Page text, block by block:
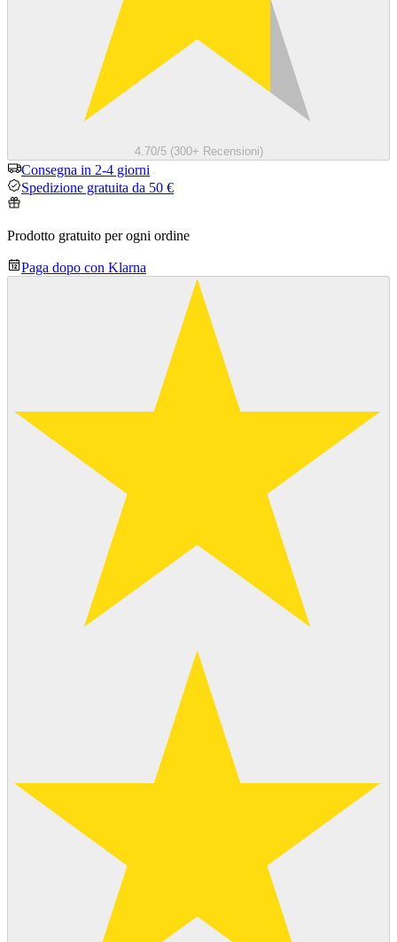
4.70/5 (300+ Recensioni)
Consegna in 2-4 giorni
Spedizione gratuita da 50 €
Prodotto gratuito per ogni ordine
Paga dopo con Klarna